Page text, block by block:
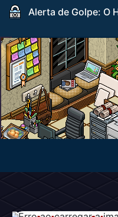
Alerta de Golpe: O